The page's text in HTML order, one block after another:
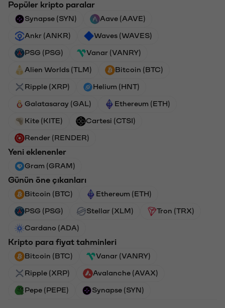
Popüler kripto paralar
Synapse (SYN) Aave (AAVE)
Ankr (ANKR) Waves (WAVES)
PSG (PSG) Vanar (VANRY)
Alien Worlds (TLM) Bitcoin (BTC)
Ripple (XRP) Helium (HNT)
Galatasaray (GAL) Ethereum (ETH)
Kite (KITE) Cartesi (CTSI)
Render (RENDER)
Yeni eklenenler
Gram (GRAM)
Günün öne çıkanları
Bitcoin (BTC) Ethereum (ETH)
PSG (PSG) Stellar (XLM) Tron (TRX)
Cardano (ADA)
Kripto para fiyat tahminleri
Bitcoin (BTC) Vanar (VANRY)
Ripple (XRP) Avalanche (AVAX)
Pepe (PEPE) Synapse (SYN)